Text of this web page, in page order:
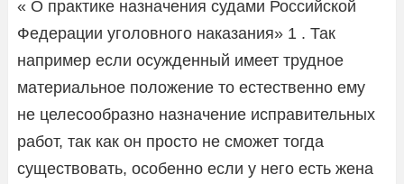
« О практике назначения судами Российской
Федерации уголовного наказания» 1 . Так
например если осужденный имеет трудное
материальное положение то естественно ему
не целесообразно назначение исправительных
работ, так как он просто не сможет тогда
существовать, особенно если у него есть жена